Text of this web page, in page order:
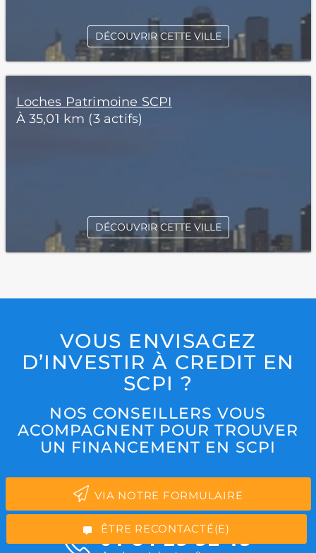
*Champs obligatoires
“Excellent”, 165 avis
ÊTRE RECONTACTÉ(E)
DÉCOUVRIR CETTE VILLE
Loches Patrimoine SCPI
À 35,01 km (3 actifs)
DÉCOUVRIR CETTE VILLE
VOUS ENVISAGEZ
D’INVESTIR À CREDIT EN
SCPI ?
NOS CONSEILLERS VOUS
ACOMPAGNENT POUR TROUVER
UN FINANCEMENT EN SCPI
VIA NOTRE FORMULAIRE
01 84 25 52 15